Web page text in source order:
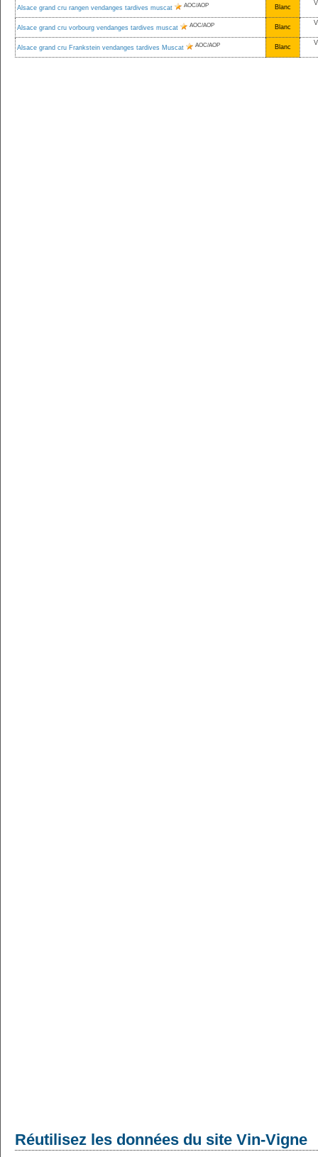
Alsace grand cru rangen vendanges tardives muscat AOC/AOP Blanc
Alsace grand cru vorbourg vendanges tardives muscat AOC/AOP Blanc
Alsace grand cru Frankstein vendanges tardives Muscat AOC/AOP Blanc
Réutilisez les données du site Vin-Vigne